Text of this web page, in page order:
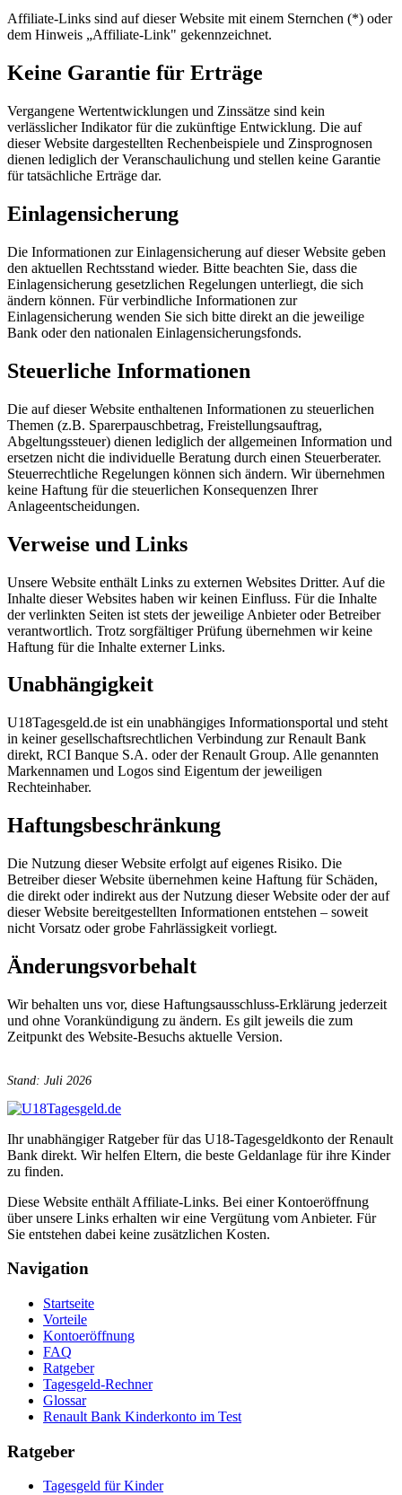
Affiliate-Links sind auf dieser Website mit einem Sternchen (*) oder
dem Hinweis „Affiliate-Link" gekennzeichnet.
Keine Garantie für Erträge
Vergangene Wertentwicklungen und Zinssätze sind kein
verlässlicher Indikator für die zukünftige Entwicklung. Die auf
dieser Website dargestellten Rechenbeispiele und Zinsprognosen
dienen lediglich der Veranschaulichung und stellen keine Garantie
für tatsächliche Erträge dar.
Einlagensicherung
Die Informationen zur Einlagensicherung auf dieser Website geben
den aktuellen Rechtsstand wieder. Bitte beachten Sie, dass die
Einlagensicherung gesetzlichen Regelungen unterliegt, die sich
ändern können. Für verbindliche Informationen zur
Einlagensicherung wenden Sie sich bitte direkt an die jeweilige
Bank oder den nationalen Einlagensicherungsfonds.
Steuerliche Informationen
Die auf dieser Website enthaltenen Informationen zu steuerlichen
Themen (z.B. Sparerpauschbetrag, Freistellungsauftrag,
Abgeltungssteuer) dienen lediglich der allgemeinen Information und
ersetzen nicht die individuelle Beratung durch einen Steuerberater.
Steuerrechtliche Regelungen können sich ändern. Wir übernehmen
keine Haftung für die steuerlichen Konsequenzen Ihrer
Anlageentscheidungen.
Verweise und Links
Unsere Website enthält Links zu externen Websites Dritter. Auf die
Inhalte dieser Websites haben wir keinen Einfluss. Für die Inhalte
der verlinkten Seiten ist stets der jeweilige Anbieter oder Betreiber
verantwortlich. Trotz sorgfältiger Prüfung übernehmen wir keine
Haftung für die Inhalte externer Links.
Unabhängigkeit
U18Tagesgeld.de ist ein unabhängiges Informationsportal und steht
in keiner gesellschaftsrechtlichen Verbindung zur Renault Bank
direkt, RCI Banque S.A. oder der Renault Group. Alle genannten
Markennamen und Logos sind Eigentum der jeweiligen
Rechteinhaber.
Haftungsbeschränkung
Die Nutzung dieser Website erfolgt auf eigenes Risiko. Die
Betreiber dieser Website übernehmen keine Haftung für Schäden,
die direkt oder indirekt aus der Nutzung dieser Website oder der auf
dieser Website bereitgestellten Informationen entstehen – soweit
nicht Vorsatz oder grobe Fahrlässigkeit vorliegt.
Änderungsvorbehalt
Wir behalten uns vor, diese Haftungsausschluss-Erklärung jederzeit
und ohne Vorankündigung zu ändern. Es gilt jeweils die zum
Zeitpunkt des Website-Besuchs aktuelle Version.
Stand: Juli 2026
Ihr unabhängiger Ratgeber für das U18-Tagesgeldkonto der Renault
Bank direkt. Wir helfen Eltern, die beste Geldanlage für ihre Kinder
zu finden.
Diese Website enthält Affiliate-Links. Bei einer Kontoeröffnung
über unsere Links erhalten wir eine Vergütung vom Anbieter. Für
Sie entstehen dabei keine zusätzlichen Kosten.
Navigation
Startseite
Vorteile
Kontoeröffnung
FAQ
Ratgeber
Tagesgeld-Rechner
Glossar
Renault Bank Kinderkonto im Test
Ratgeber
Tagesgeld für Kinder